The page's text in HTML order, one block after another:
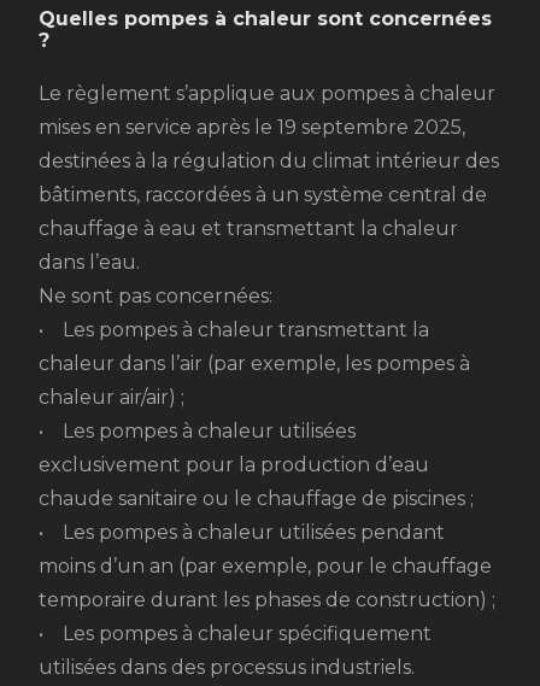
Quelles pompes à chaleur sont concernées
?
Le règlement s’applique aux pompes à chaleur
mises en service après le 19 septembre 2025,
destinées à la régulation du climat intérieur des
bâtiments, raccordées à un système central de
chauffage à eau et transmettant la chaleur
dans l’eau.
Ne sont pas concernées:
• Les pompes à chaleur transmettant la
chaleur dans l’air (par exemple, les pompes à
chaleur air/air) ;
• Les pompes à chaleur utilisées
exclusivement pour la production d’eau
chaude sanitaire ou le chauffage de piscines ;
• Les pompes à chaleur utilisées pendant
moins d’un an (par exemple, pour le chauffage
temporaire durant les phases de construction) ;
• Les pompes à chaleur spécifiquement
utilisées dans des processus industriels.